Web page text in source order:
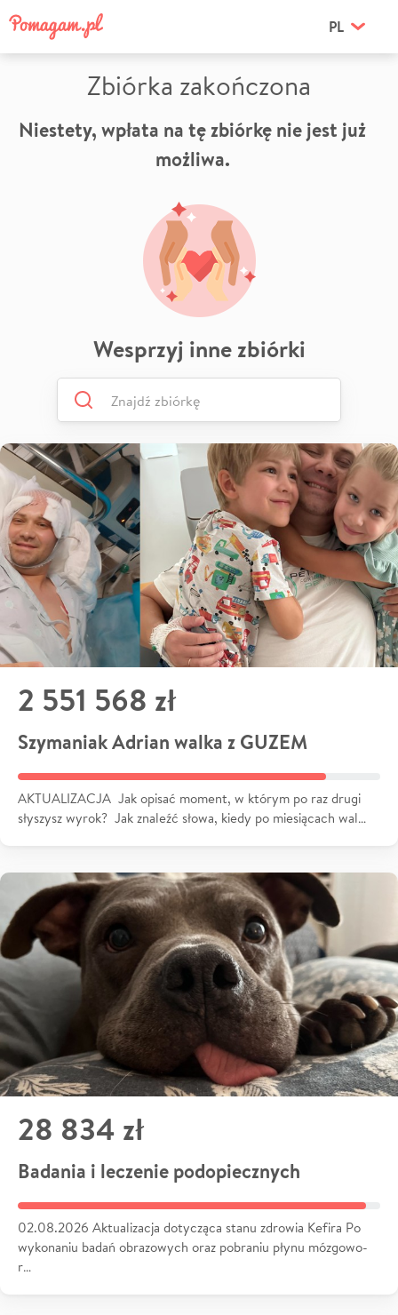
PL
Zbiórka zakończona
Niestety, wpłata na tę zbiórkę nie jest już
możliwa.
Wesprzyj inne zbiórki
2 551 568 zł
Szymaniak Adrian walka z GUZEM
AKTUALIZACJA Jak opisać moment, w którym po raz drugi
słyszysz wyrok? Jak znaleźć słowa, kiedy po miesiącach wal…
28 834 zł
Badania i leczenie podopiecznych
02.08.2026 Aktualizacja dotycząca stanu zdrowia Kefira Po
wykonaniu badań obrazowych oraz pobraniu płynu mózgowo-
r…